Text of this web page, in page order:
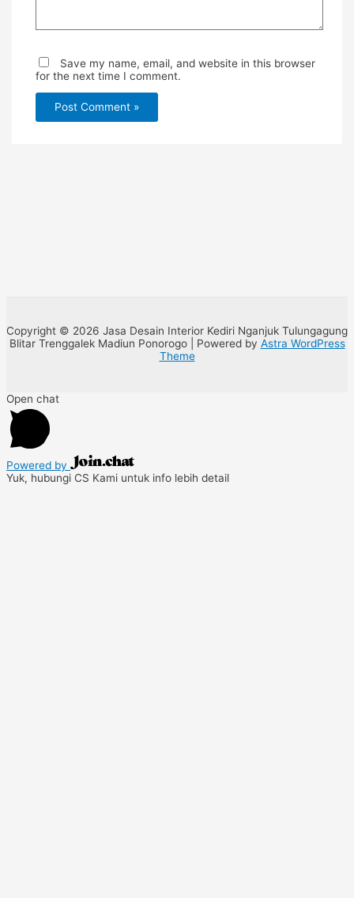
Save my name, email, and website in this browser
for the next time I comment.
Copyright © 2026 Jasa Desain Interior Kediri Nganjuk Tulungagung
Blitar Trenggalek Madiun Ponorogo | Powered by Astra WordPress
Theme
Open chat
Powered by
Yuk, hubungi CS Kami untuk info lebih detail